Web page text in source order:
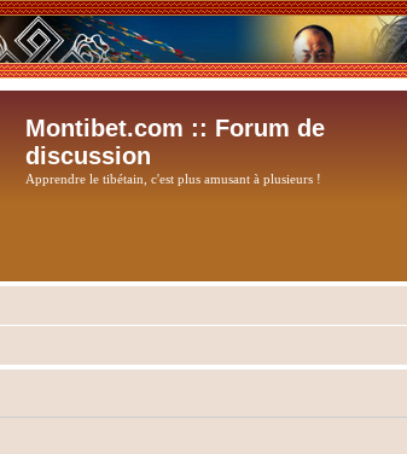
Montibet.com :: Forum de
discussion
Apprendre le tibétain, c'est plus amusant à plusieurs !